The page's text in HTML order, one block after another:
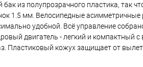
из полупрозрачного пластика, так
1.5 мм. Велосипедные
удобной. Всё управление
двигатель - легкий и компактный
Пластиковый кожух защищает от